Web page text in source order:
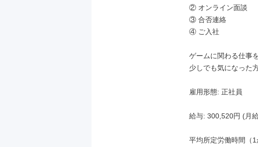
② オンライン面談
③ 合否連絡
④ ご入社
ゲームに関わる仕事
少しでも気になった
雇用形態: 正社員
給与: 300,520円 (月
平均所定労働時間（